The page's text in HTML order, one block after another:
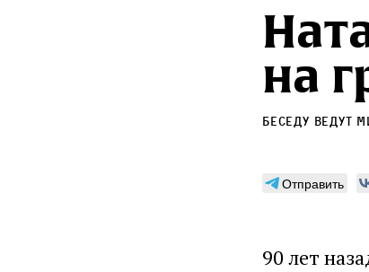
на
Беседу ведут
Отправить
90 лет